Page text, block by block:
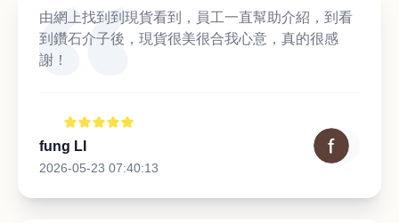
由網上找到到現貨看到，員工一直幫助介紹，到看
到鑽石介子後，現貨很美很合我心意，真的很感
謝！
fung LI
2026-05-23 07:40:13